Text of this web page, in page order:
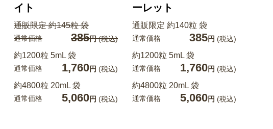
イト
通販限定 約145粒 袋
通常価格 385円(税込)
約1200粒 5mL 袋
通常価格 1,760円 (税込)
約4800粒 20mL 袋
通常価格 5,060円 (税込)
ーレット
通販限定 約140粒 袋
通常価格 385円 (税込)
約1200粒 5mL 袋
通常価格 1,760円 (税込)
約4800粒 20mL 袋
通常価格 5,060円 (税込)